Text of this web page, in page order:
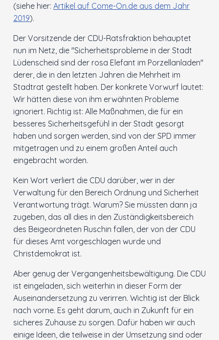
(siehe hier: Artikel auf Come-On.de aus dem Jahr
2019).
Der Vorsitzende der CDU-Ratsfraktion behauptet
nun im Netz, die "Sicherheitsprobleme in der Stadt
Lüdenscheid sind der rosa Elefant im Porzellanladen"
derer, die in den letzten Jahren die Mehrheit im
Stadtrat gestellt haben. Der konkrete Vorwurf lautet:
Wir hätten diese von ihm erwähnten Probleme
ignoriert. Richtig ist: Alle Maßnahmen, die für ein
besseres Sicherheitsgefühl in der Stadt gesorgt
haben und sorgen werden, sind von der SPD immer
mitgetragen und zu einem großen Anteil auch
eingebracht worden.
Kein Wort verliert die CDU darüber, wer in der
Verwaltung für den Bereich Ordnung und Sicherheit
Verantwortung trägt. Warum? Sie müssten dann ja
zugeben, das all dies in den Zuständigkeitsbereich
des Beigeordneten Ruschin fallen, der von der CDU
für dieses Amt vorgeschlagen wurde und
Christdemokrat ist.
Aber genug der Vergangenheitsbewältigung. Die CDU
ist eingeladen, sich weiterhin in dieser Form der
Auseinandersetzung zu verirren. Wichtig ist der Blick
nach vorne. Es geht darum, auch in Zukunft für ein
sicheres Zuhause zu sorgen. Dafür haben wir auch
einige Ideen, die teilweise in der Umsetzung sind oder